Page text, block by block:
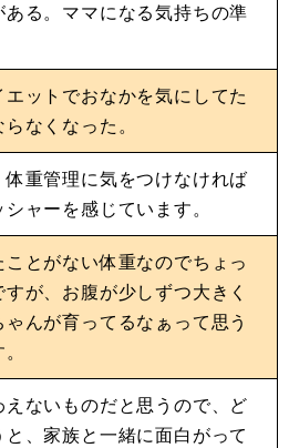
る。ママになる気持ちの準
ットでおなかを気にしてた
なくなった。
重管理に気をつけなければ
ャーを感じています。
とがない体重なのでちょっ
が、お腹が少しずつ大きく
んが育ってるなぁって思う
えないものだと思うので、ど
、家族と一緒に面白がって